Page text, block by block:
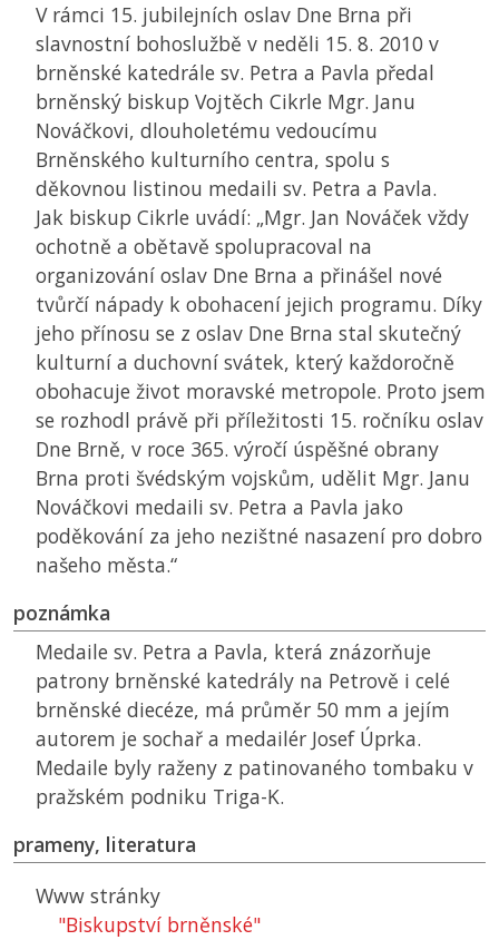
V rámci 15. jubilejních oslav Dne Brna při
slavnostní bohoslužbě v neděli 15. 8. 2010 v
brněnské katedrále sv. Petra a Pavla předal
brněnský biskup Vojtěch Cikrle Mgr. Janu
Nováčkovi, dlouholetému vedoucímu
Brněnského kulturního centra, spolu s
děkovnou listinou medaili sv. Petra a Pavla.
Jak biskup Cikrle uvádí: „Mgr. Jan Nováček vždy
ochotně a obětavě spolupracoval na
organizování oslav Dne Brna a přinášel nové
tvůrčí nápady k obohacení jejich programu. Díky
jeho přínosu se z oslav Dne Brna stal skutečný
kulturní a duchovní svátek, který každoročně
obohacuje život moravské metropole. Proto jsem
se rozhodl právě při příležitosti 15. ročníku oslav
Dne Brně, v roce 365. výročí úspěšné obrany
Brna proti švédským vojskům, udělit Mgr. Janu
Nováčkovi medaili sv. Petra a Pavla jako
poděkování za jeho nezištné nasazení pro dobro
našeho města.“
poznámka
Medaile sv. Petra a Pavla, která znázorňuje
patrony brněnské katedrály na Petrově i celé
brněnské diecéze, má průměr 50 mm a jejím
autorem je sochař a medailér Josef Úprka.
Medaile byly raženy z patinovaného tombaku v
pražském podniku Triga-K.
prameny, literatura
Www stránky
"Biskupství brněnské"